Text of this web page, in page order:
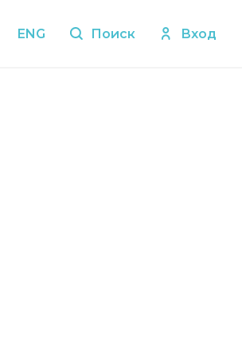
ENG Поиск Вход